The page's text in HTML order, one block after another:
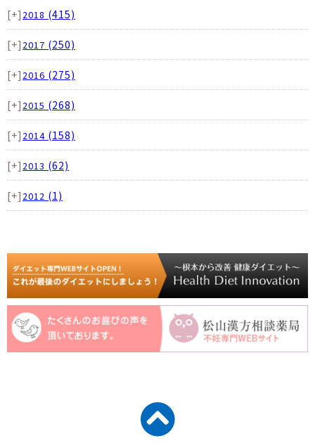
[+] 2018 (415)
[+] 2017 (250)
[+] 2016 (275)
[+] 2015 (268)
[+] 2014 (158)
[+] 2013 (62)
[+] 2012 (1)